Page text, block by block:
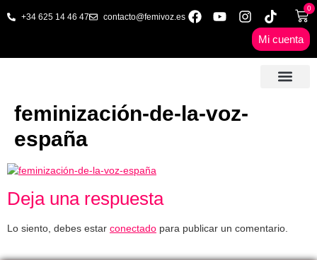
+34 625 14 46 47 contacto@femivoz.es
0
Mi cuenta
feminización-de-la-voz-
españa
Deja una respuesta
Lo siento, debes estar conectado para publicar un comentario.